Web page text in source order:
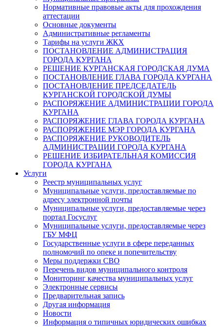
Нормативные правовые акты для прохождения
аттестации
Основные документы
Административные регламенты
Тарифы на услуги ЖКХ
ПОСТАНОВЛЕНИЕ АДМИНИСТРАЦИЯ
ГОРОДА КУРГАНА
РЕШЕНИЕ КУРГАНСКАЯ ГОРОДСКАЯ ДУМА
ПОСТАНОВЛЕНИЕ ГЛАВА ГОРОДА КУРГАНА
ПОСТАНОВЛЕНИЕ ПРЕДСЕДАТЕЛЬ
КУРГАНСКОЙ ГОРОДСКОЙ ДУМЫ
РАСПОРЯЖЕНИЕ АДМИНИСТРАЦИИ ГОРОДА
КУРГАНА
РАСПОРЯЖЕНИЕ ГЛАВА ГОРОДА КУРГАНА
РАСПОРЯЖЕНИЕ МЭР ГОРОДА КУРГАНА
РАСПОРЯЖЕНИЕ РУКОВОДИТЕЛЬ
АДМИНИСТРАЦИИ ГОРОДА КУРГАНА
РЕШЕНИЕ ИЗБИРАТЕЛЬНАЯ КОМИССИЯ
ГОРОДА КУРГАНА
Услуги
Реестр муниципальных услуг
Муниципальные услуги, предоставляемые по
адресу электронной почты
Муниципальные услуги, предоставляемые через
портал Госуслуг
Муниципальные услуги, предоставляемые через
ГБУ МФЦ
Государственные услуги в сфере переданных
полномочий по опеке и попечительству
Меры поддержки СВО
Перечень видов муниципального контроля
Мониторинг качества муниципальных услуг
Электронные сервисы
Предварительная запись
Другая информация
Новости
Информация о типичных юридических ошибках